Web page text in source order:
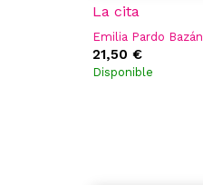
La cita
Emilia Pardo Bazán
21,50 €
Disponible